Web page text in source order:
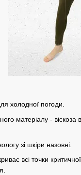
холодної погоди.
матеріалу -
зі шкіри назовні.
всі точки